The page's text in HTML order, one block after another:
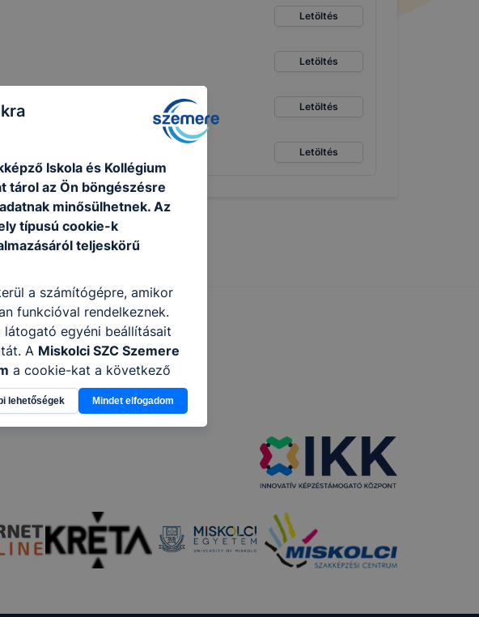
Letöltés
Letöltés
Letöltés
Letöltés
Iskola és Kollégium
tárol az Ön böngészésre
minősülhetnek. Az
típusú cookie-k
teljeskörű
a számítógépre, amikor
funkcióval rendelkeznek.
egyéni beállításait
A Miskolci SZC Szemere
a cookie-kat a következő
hogyan használja Ön
részeit látogatja, vagy
Önnek még jobb
mivel a cookie-k célja
vagy lehetővé
vagy törlése által
lehetőségek Mindet elfogadom